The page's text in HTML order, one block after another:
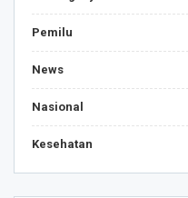
Pemilu
News
Nasional
Kesehatan